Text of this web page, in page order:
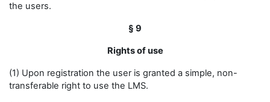
the users.
§ 9
Rights of use
(1) Upon registration the user is granted a simple, non-
transferable right to use the LMS.